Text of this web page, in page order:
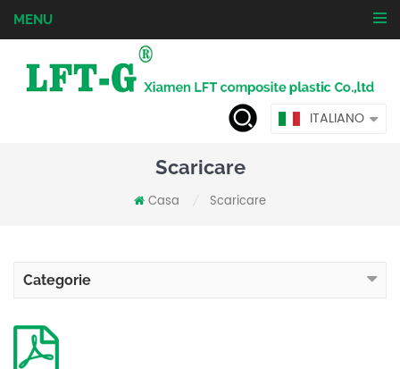
MENU
ITALIANO
Scaricare
Casa Scaricare
Categorie